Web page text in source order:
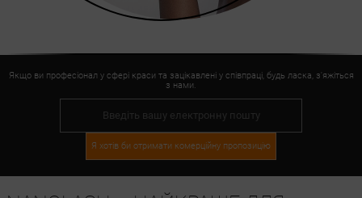
Якщо ви професіонал у сфері краси та зацікавлені у співпраці, будь ласка, з'яжіться
з нами.
Я хотів би отримати комерційну пропозицію